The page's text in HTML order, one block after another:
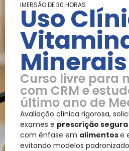
IMERSÃO DE 30 HORAS
Uso
Minerais
Curso livre para
com CRM e
último ano de
Avaliação clínica rigorosa,
exames e prescrição
com ênfase em alimentose
evitando modelos